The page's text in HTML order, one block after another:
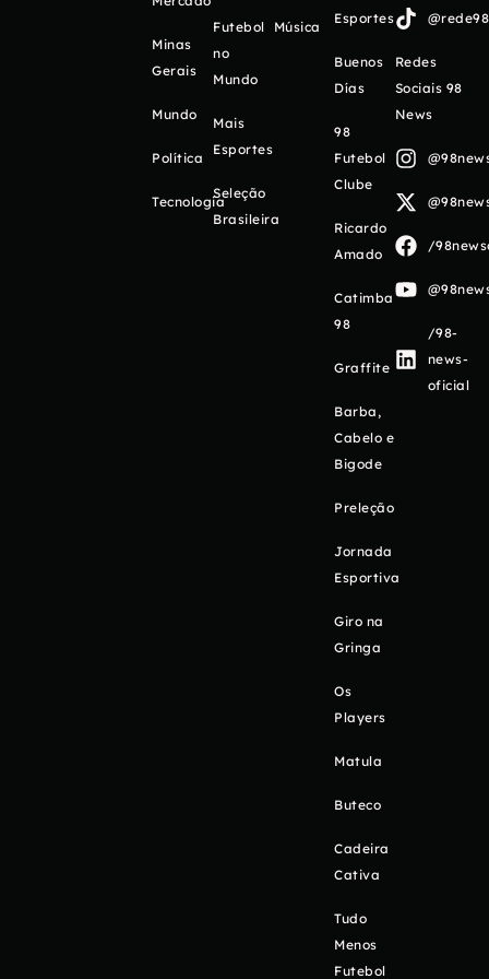
Minas
Gerais
Mundo
Política
Tecnologia
Futebol
no
Mundo
Mais
Esportes
Seleção
Brasileira
Música
Esportes
Buenos
Días
98
Futebol
Clube
Ricardo
Amado
Catimba
98
Graffite
Barba,
Cabelo e
Bigode
Preleção
Jornada
Esportiva
Giro na
Gringa
Os
Players
Matula
Buteco
Cadeira
Cativa
Tudo
Menos
Futebol
Redes
Sociais 98
News
/
/98-
news-
oficial